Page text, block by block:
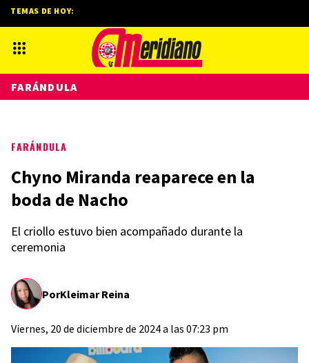
FARÁNDULA
Chyno Miranda reaparece en la
boda de Nacho
El criollo estuvo bien acompañado durante la
ceremonia
PorKleimar Reina
Viernes, 20 de diciembre de 2024 a las 07:23 pm
TEMAS DE HOY:
FARÁNDULA